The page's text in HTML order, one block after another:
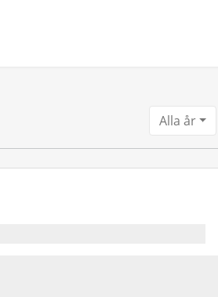
Alla år